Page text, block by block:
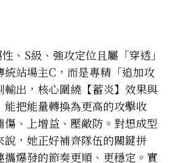
、S級、強攻定位且屬「穿透」
站場主C，而是專精「追加攻
出，核心圍繞【蓄炎】效果與
能把能量轉換為更高的攻擊收
、上增益、壓敵防。對想成型
說，她正好補齊隊伍的關鍵拼
攜爆發的節奏更順、更穩定。實